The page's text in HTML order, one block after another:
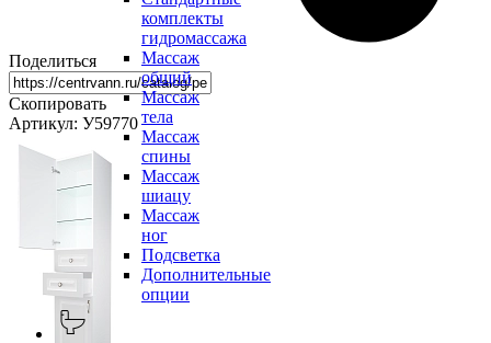
комплекты
гидромассажа
Массаж
общий
Массаж
тела
Массаж
спины
Массаж
шиацу
Массаж
ног
Подсветка
Дополнительные
опции
Поделиться
Скопировать
Артикул: У59770